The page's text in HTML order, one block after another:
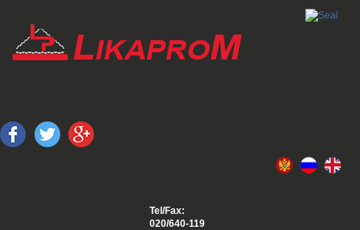
Tel/Fax:
020/640-119